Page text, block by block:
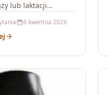
lub laktacji
opiekunów,…
6 kwietnia 2026